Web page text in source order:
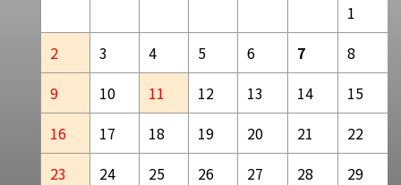
1
2
3 4 5 6 7
8
9
10 11 12 13 14
15
16
17 18 19 20 21
22
23
24 25 26 27 28
29